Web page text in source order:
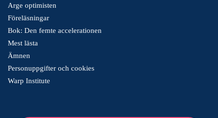
Arge optimisten
Föreläsningar
Bok: Den femte accelerationen
Mest lästa
Ämnen
Personuppgifter och cookies
Warp Institute